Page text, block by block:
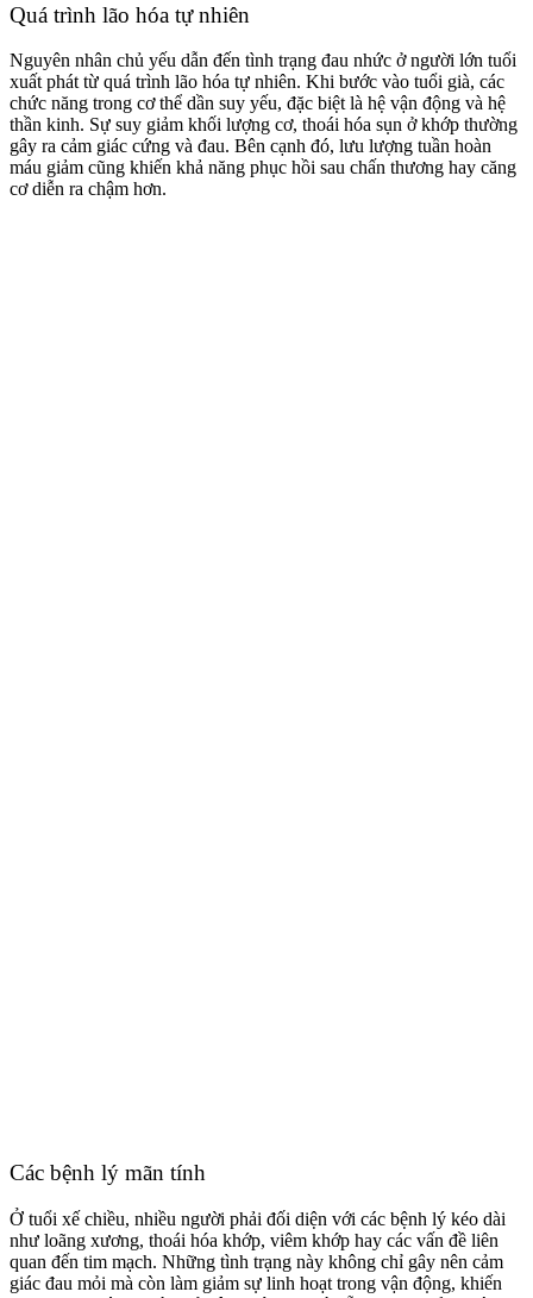
Quá trình lão hóa tự nhiên
Nguyên nhân chủ yếu dẫn đến tình trạng đau nhức ở người lớn tuổi
xuất phát từ quá trình lão hóa tự nhiên. Khi bước vào tuổi già, các
chức năng trong cơ thể dần suy yếu, đặc biệt là hệ vận động và hệ
thần kinh. Sự suy giảm khối lượng cơ, thoái hóa sụn ở khớp thường
gây ra cảm giác cứng và đau. Bên cạnh đó, lưu lượng tuần hoàn
máu giảm cũng khiến khả năng phục hồi sau chấn thương hay căng
cơ diễn ra chậm hơn.
Các bệnh lý mãn tính
Ở tuổi xế chiều, nhiều người phải đối diện với các bệnh lý kéo dài
như loãng xương, thoái hóa khớp, viêm khớp hay các vấn đề liên
quan đến tim mạch. Những tình trạng này không chỉ gây nên cảm
giác đau mỏi mà còn làm giảm sự linh hoạt trong vận động, khiến